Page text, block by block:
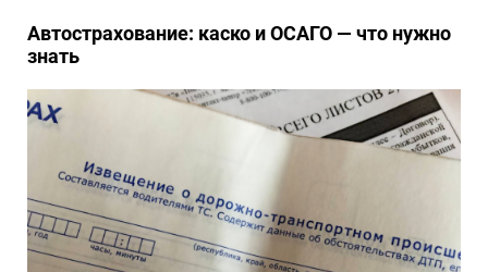
Автострахование: каско и ОСАГО — что нужно
знать